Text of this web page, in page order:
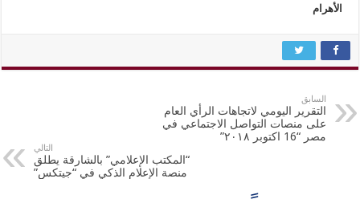
الأهرام
السابق
التقرير اليومي لاتجاهات الرأي العام
على منصات التواصل الاجتماعي في
مصر “16 اكتوبر ٢٠١٨”
التالي
“المكتب الإعلامي” بالشارقة يطلق
منصة الإعلام الذكي في “جيتكس”